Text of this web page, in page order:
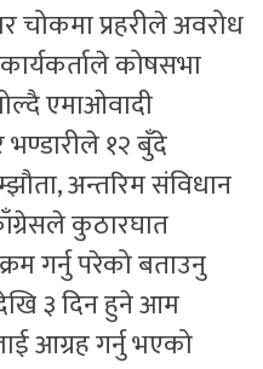
प्रहरीले अवरोध
कोषसभा
एमाओवादी
भण्डारीले १२ बुँदे
अन्तरिम संविधान
कुठारघात
गर्नु परेको बताउनु
३ दिन हुने आम
आग्रह गर्नु भएको